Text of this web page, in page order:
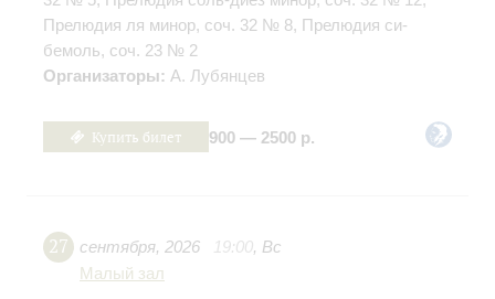
Прелюдия ля минор, соч. 32 № 8, Прелюдия си-
бемоль, соч. 23 № 2
Организаторы: А. Лубянцев
Купить билет 900 — 2500 р.
27 сентября, 2026 19:00, Вс
Малый зал